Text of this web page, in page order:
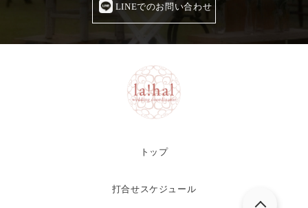
LINEでのお問い合わせ
トップ
打合せスケジュール